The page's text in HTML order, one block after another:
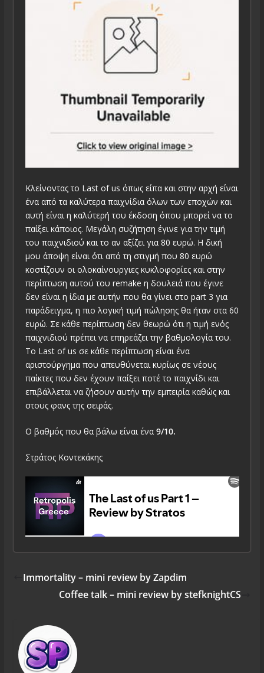
Κλείνοντας το Last of us όπως είπα και στην αρχή είναι
ένα από τα καλύτερα παιχνίδια όλων των εποχών και
αυτή είναι η καλύτερή του έκδοση όπου μπορεί να το
παίξει κάποιος. Μεγάλη συζήτηση έγινε για την τιμή
του παιχνιδιού και το αν αξίζει για 80 ευρώ. Η δική
μου άποψη είναι ότι από τη στιγμή που 80 ευρώ
κοστίζουν οι ολοκαίνουργιες κυκλοφορίες και στην
περίπτωση αυτού του remake η δουλειά που έγινε
δεν είναι η ίδια με αυτήν που θα γίνει στο part 3 για
παράδειγμα, η πιο λογική τιμή πώλησης θα ήταν στα 60
ευρώ. Σε κάθε περίπτωση δεν θεωρώ ότι η τιμή ενός
παιχνιδιού πρέπει να επηρεάζει την βαθμολογία του.
Το Last of us σε κάθε περίπτωση είναι ένα
αριστούργημα που απευθύνεται κυρίως σε νέους
παίκτες που δεν έχουν παίξει ποτέ το παιχνίδι και
επιβάλλεται να ζήσουν αυτήν την εμπειρία καθώς και
στους φανς της σειράς.
Ο βαθμός που θα βάλω είναι ένα 9/10.
Στράτος Κοντεκάκης
Immortality – mini review by Zapdim
Coffee talk – mini review by stefknightCS